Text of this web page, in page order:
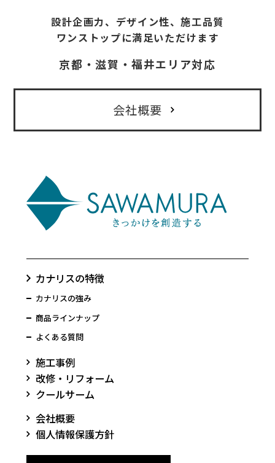
設計企画力、デザイン性、施工品質
ワンストップに満足いただけます
京都・滋賀・福井エリア対応
会社概要
カナリスの特徴
カナリスの強み
商品ラインナップ
よくある質問
施工事例
改修・リフォーム
クールサーム
会社概要
個人情報保護方針